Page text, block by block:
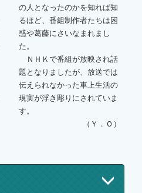
の人となったのかを知れば知
るほど、番組制作者たちは困
惑や葛藤にさいなまれまし
た。
ＮＨＫで番組が放映され話
題となりましたが、放送では
伝えられなかった車上生活の
現実が浮き彫りにされていま
す。
（Ｙ．Ｏ）